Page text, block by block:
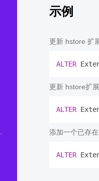
示例
更新 hstore 扩
ALTER
更新 hstore扩
ALTER
添加一个已存
ALTER